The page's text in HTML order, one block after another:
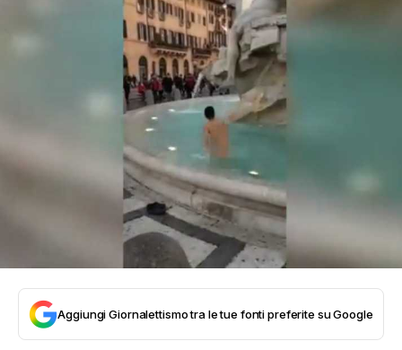
Contatti
Aggiungi Giornalettismo tra le tue fonti preferite su Google